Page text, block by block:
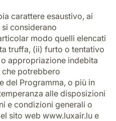
carattere esaustivo, ai
considerano
modo quelli elencati
truffa, (ii) furto o tentativo
appropriazione indebita
potrebbero
del Programma, o più in
alle disposizioni
e condizioni generali o
sito web www.luxair.lu e